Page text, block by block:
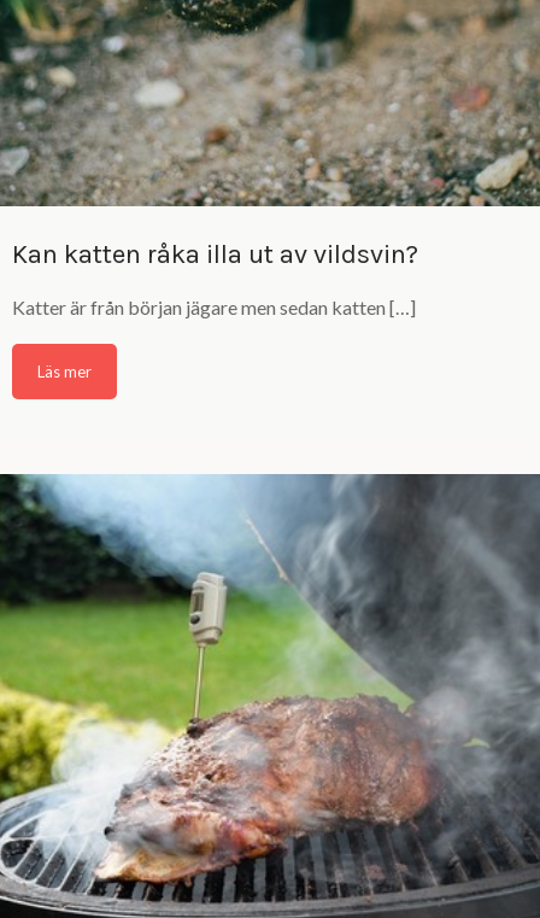
Kan katten råka illa ut av vildsvin?
Katter är från början jägare men sedan katten […]